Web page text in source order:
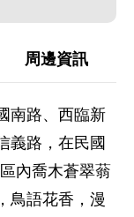
周邊資訊
南路、西臨新
義路，在民國
內喬木蒼翠蓊
鳥語花香，漫